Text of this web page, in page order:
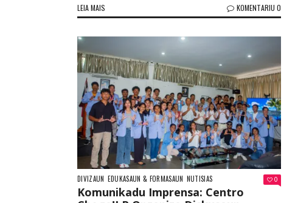
LEIA MAIS KOMENTARIU 0
DIVIZAUN EDUKASAUN & FORMASAUN NUTISIAS 0
Komunikadu Imprensa: Centro